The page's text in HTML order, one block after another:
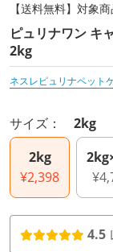
【送料無料】対象
ピュリナワン キ
2kg
ネスレピュリナペット
サイズ： 2kg
2kg
¥2,398
4.5